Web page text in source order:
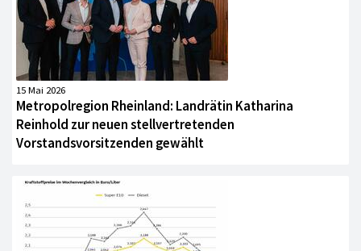
15 Mai 2026
Metropolregion Rheinland: Landrätin Katharina
Reinhold zur neuen stellvertretenden
Vorstandsvorsitzenden gewählt